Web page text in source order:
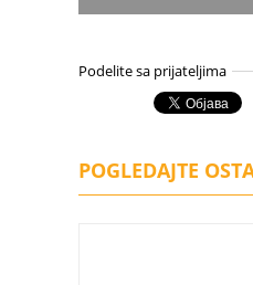
Podelite sa prijateljima
POGLEDAJTE